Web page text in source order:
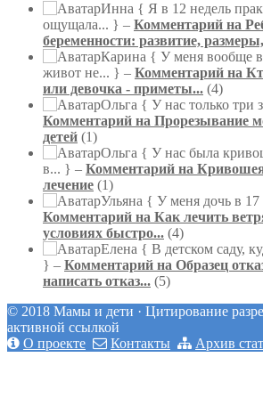
Инна { Я в 12 недель
ощущала... } – Комментарий на
беременности: развитие,
Карина { У меня вообще
живот не... } – Комментарий на
или девочка - приметы... (4)
Ольга { У нас только три
Комментарий на Прорезывание
детей (1)
Ольга { У нас была
в... } – Комментарий на Кривошея
лечение (1)
Ульяна { У меня дочь в 17
Комментарий на Как лечить
условиях быстро... (4)
Елена { В детском саду,
} – Комментарий на Образец
написать отказ... (5)
© 2018 Мамы и дети · Цитирование
активной ссылкой
О проекте
Контакты Архив